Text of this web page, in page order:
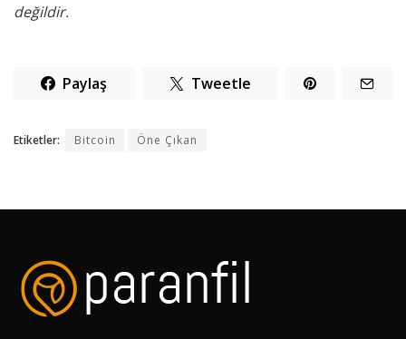
değildir.
Paylaş Tweetle
Etiketler: Bitcoin Öne Çıkan